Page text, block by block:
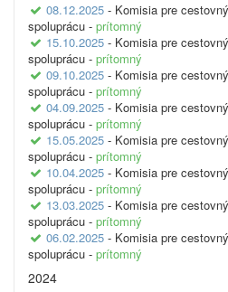
08.12.2025 - Komisia pre
spoluprácu - prítomný
15.10.2025 - Komisia pre
spoluprácu - prítomný
09.10.2025 - Komisia pre
spoluprácu - prítomný
04.09.2025 - Komisia pre
spoluprácu - prítomný
15.05.2025 - Komisia pre
spoluprácu - prítomný
10.04.2025 - Komisia pre
spoluprácu - prítomný
13.03.2025 - Komisia pre
spoluprácu - prítomný
06.02.2025 - Komisia pre
spoluprácu - prítomný
2024